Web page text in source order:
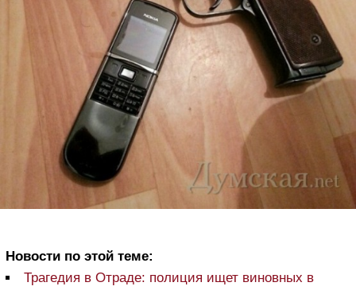
Новости по этой теме:
Трагедия в Отраде: полиция ищет виновных в